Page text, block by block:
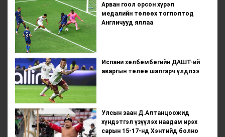
Арван гоол орсон хүрэл
медалийн төлөөх тоглолтод
Англичууд яллаа
Испани хөлбөмбөгийн ДАШТ-ий
аваргын төлөө шалгарч үлдлээ
Улсын заан Д.Алтанцоожид
хүндэтгэл үзүүлэх наадам ирэх
сарын 15-17-нд Хэнтийд болно